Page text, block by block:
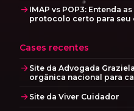
IMAP vs POP3: Entenda
protocolo certo para seu
Cases recentes
Site da Advogada
orgânica nacional para
Site da Viver Cuidador